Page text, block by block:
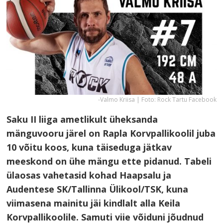
-Valmo Kriisa | Foto: Rock Tartu Facebook
Saku II liiga ametlikult üheksanda
mänguvooru järel on Rapla Korvpallikoolil juba
10 võitu koos, kuna täiseduga jätkav
meeskond on ühe mängu ette pidanud. Tabeli
ülaosas vahetasid kohad Haapsalu ja
Audentese SK/Tallinna Ülikool/TSK, kuna
viimasena mainitu jäi kindlalt alla Keila
Korvpallikoolile. Samuti viie võiduni jõudnud